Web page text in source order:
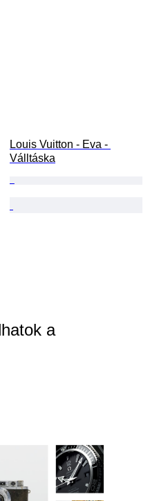
Louis Vuitton - Eva -
Válltáska
a